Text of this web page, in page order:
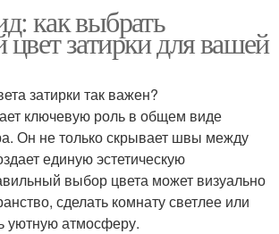
как выбрать
затирки для вашей
затирки так важен?
ключевую роль в общем виде
Он не только скрывает швы между
единую эстетическую
выбор цвета может визуально
сделать комнату светлее или
уютную атмосферу.